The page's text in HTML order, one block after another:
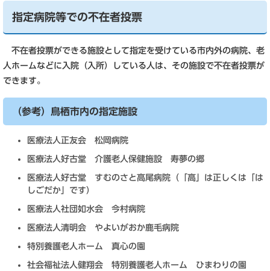
指定病院等での不在者投票
不在者投票ができる施設として指定を受けている市内外の病院、老
人ホームなどに入院（入所）している人は、その施設で不在者投票が
できます。
（参考）鳥栖市内の指定施設
医療法人正友会 松岡病院
医療法人好古堂 介護老人保健施設 寿夢の郷
医療法人好古堂 すむのさと高尾病院（「高」は正しくは「は
しごだか」です）
医療法人社団如水会 今村病院
医療法人清明会 やよいがおか鹿毛病院
特別養護老人ホーム 真心の園
社会福祉法人健翔会 特別養護老人ホーム ひまわりの園